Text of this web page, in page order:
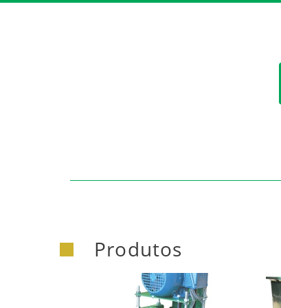
Produtos